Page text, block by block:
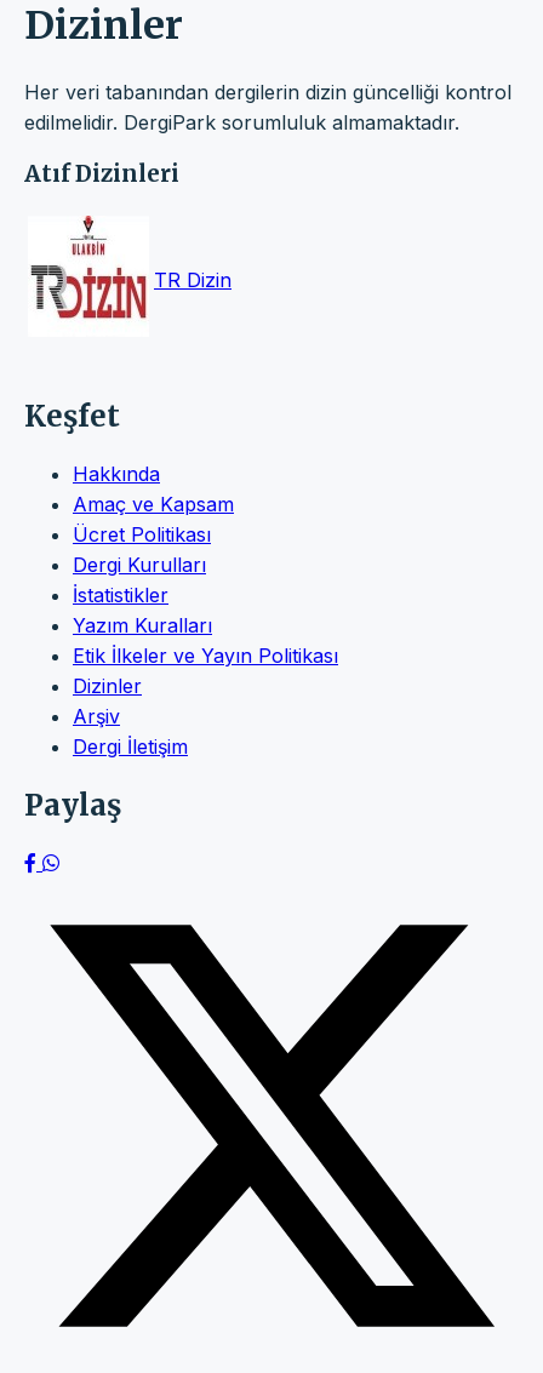
Dizinler
Her veri tabanından dergilerin dizin güncelliği kontrol
edilmelidir. DergiPark sorumluluk almamaktadır.
Atıf Dizinleri
TR Dizin
Keşfet
Hakkında
Amaç ve Kapsam
Ücret Politikası
Dergi Kurulları
İstatistikler
Yazım Kuralları
Etik İlkeler ve Yayın Politikası
Dizinler
Arşiv
Dergi İletişim
Paylaş